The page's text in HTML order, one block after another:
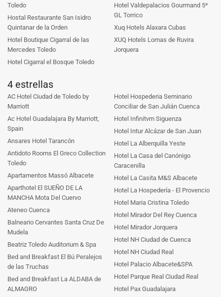
Toledo
Hostal Restaurante San Isidro
Quintanar de la Orden
Hotel Boutique Cigarral de las
Mercedes Toledo
Hotel Cigarral el Bosque Toledo
Hotel Valdepalacios Gourmand 5*
GL Torrico
Xuq Hotels Alaxara Cubas
XUQ Hotels Lomas de Ruvira
Jorquera
4 estrellas
AC Hotel Ciudad de Toledo by
Marriott
Ac Hotel Guadalajara By Marriott,
Spain
Ansares Hotel Tarancón
Antidoto Rooms El Greco Collection
Toledo
Apartamentos Massó Albacete
Aparthotel El SUEÑO DE LA
MANCHA Mota Del Cuervo
Ateneo Cuenca
Balneario Cervantes Santa Cruz De
Mudela
Beatriz Toledo Auditorium & Spa
Bed and Breakfast El Bú Peralejos
de las Truchas
Bed and Breakfast La ALDABA de
ALMAGRO
Hotel Hospederia Seminario
Conciliar de San Julián Cuenca
Hotel Infinitvm Siguenza
Hotel Intur Alcázar de San Juan
Hotel La Alberquilla Yeste
Hotel La Casa del Canónigo
Caracenilla
Hotel La Casita M&S Albacete
Hotel La Hospedería - El Provencio
Hotel Maria Cristina Toledo
Hotel Mirador Del Rey Cuenca
Hotel Mirador Jorquera
Hotel NH Ciudad de Cuenca
Hotel NH Ciudad Real
Hotel Palacio Albacete&SPA
Hotel Parque Real Ciudad Real
Hotel Pax Guadalajara